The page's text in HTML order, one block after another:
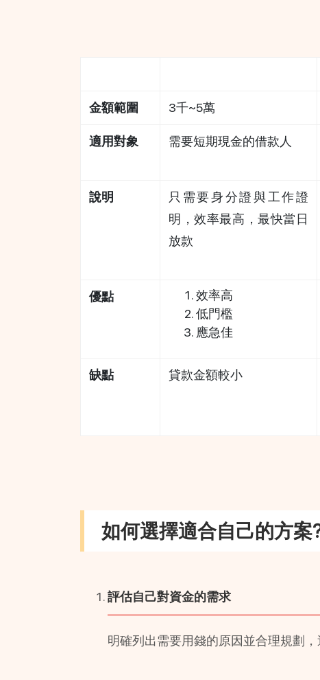
金額範圍 3千~5萬
適用對象 需要短期現金的借款人
說明
只需要身分證與工作證
明，效率最高，最快當日
放款
優點
效率高
低門檻
應急佳
缺點 貸款金額較小
如何選擇適合自己的方案
評估自己對資金的需求
明確列出需要用錢的原因並合理規劃